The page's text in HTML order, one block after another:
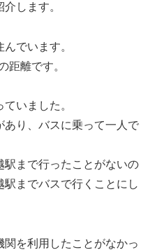
します。
でいます。
距離です。
いました。
り、バスに乗って一人で
まで行ったことがないの
までバスで行くことにし
を利用したことがなかっ